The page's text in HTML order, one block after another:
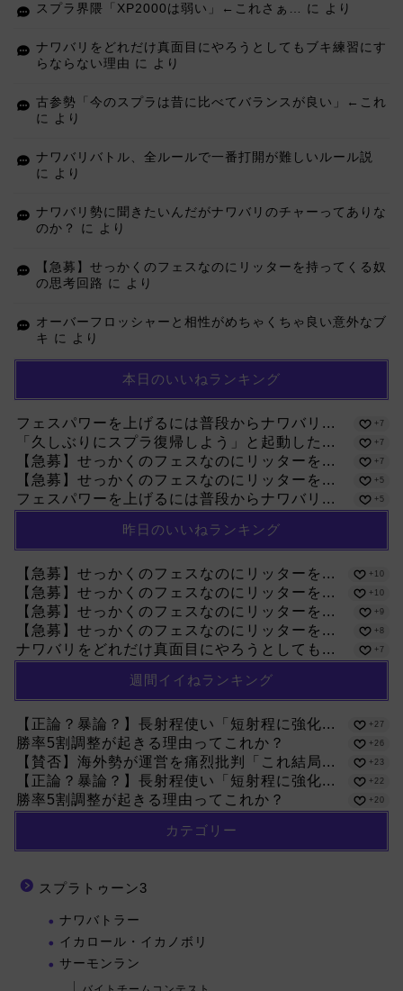
スプラ界隈「XP2000は弱い」←これさぁ… に より
ナワバリをどれだけ真面目にやろうとしてもブキ練習にす
らならない理由 に より
古参勢「今のスプラは昔に比べてバランスが良い」←これ
に より
ナワバリバトル、全ルールで一番打開が難しいルール説
に より
ナワバリ勢に聞きたいんだがナワバリのチャーってありな
のか？
に より
【急募】せっかくのフェスなのにリッターを持ってくる奴
の思考回路 に より
オーバーフロッシャーと相性がめちゃくちゃ良い意外なブ
キ に より
本日のいいねランキング
フェスパワーを上げるには普段からナワバリ... +7
「久しぶりにスプラ復帰しよう」と起動した... +7
【急募】せっかくのフェスなのにリッターを... +7
【急募】せっかくのフェスなのにリッターを... +5
フェスパワーを上げるには普段からナワバリ... +5
昨日のいいねランキング
【急募】せっかくのフェスなのにリッターを... +10
【急募】せっかくのフェスなのにリッターを... +10
【急募】せっかくのフェスなのにリッターを... +9
【急募】せっかくのフェスなのにリッターを... +8
ナワバリをどれだけ真面目にやろうとしても... +7
週間イイねランキング
【正論？暴論？】長射程使い「短射程に強化... +27
勝率5割調整が起きる理由ってこれか？ +26
【賛否】海外勢が運営を痛烈批判「これ結局... +23
【正論？暴論？】長射程使い「短射程に強化... +22
勝率5割調整が起きる理由ってこれか？ +20
カテゴリー
スプラトゥーン3
ナワバトラー
イカロール・イカノボリ
サーモンラン